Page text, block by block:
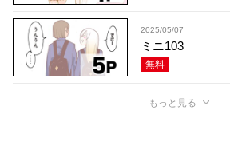
2025/05/07
ミニ103
無料
もっと見る